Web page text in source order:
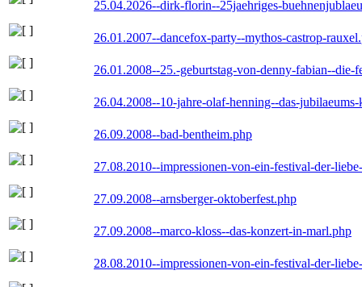
25.04.2026--dirk-florin--25jaehriges-
26.01.2007--dancefox-party--mythos-castrop-
26.01.2008--25.-geburtstag-von-denny-fabian--die-
26.04.2008--10-jahre-olaf-henning--das-
26.09.2008--bad-bentheim.php
27.08.2010--impressionen-von-ein-festival-der-
27.09.2008--arnsberger-oktoberfest.php
27.09.2008--marco-kloss--das-konzert-in-marl.php
28.08.2010--impressionen-von-ein-festival-der-